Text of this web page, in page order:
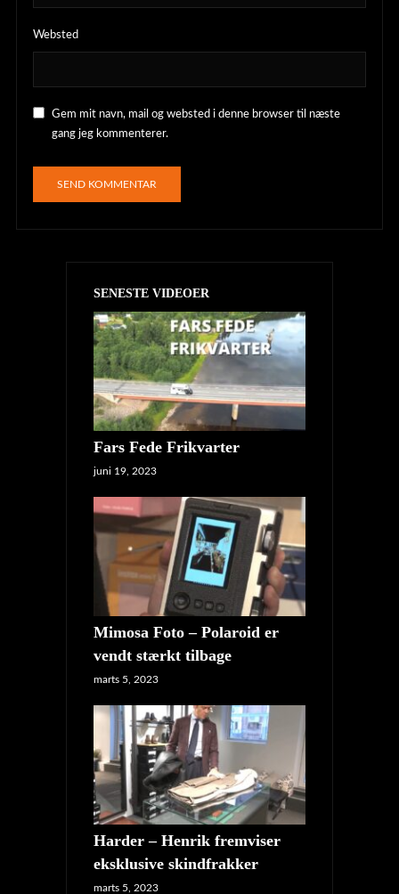
Websted
Gem mit navn, mail og websted i denne browser til næste
gang jeg kommenterer.
SENESTE VIDEOER
Fars Fede Frikvarter
juni 19, 2023
Mimosa Foto – Polaroid er
vendt stærkt tilbage
marts 5, 2023
Harder – Henrik fremviser
eksklusive skindfrakker
marts 5, 2023